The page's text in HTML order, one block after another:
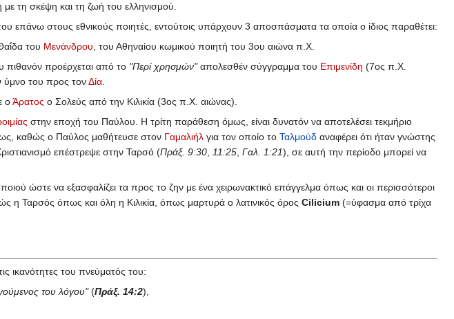
τη σκέψη και τη ζωή του ελληνισμού.
επάνω στους εθνικούς ποιητές, εντούτοις υπάρχουν 3 αποσπάσματα τα οποία ο ίδιος παραθέτει:
του Μενάνδρου, του Αθηναίου κωμικού ποιητή του 3ου αιώνα π.Χ.
πιθανόν προέρχεται από το "Περί χρησμών"απολεσθέν σύγγραμμα του Επιμενίδη (7ος π.Χ.
του προς τονΔία.
οΆρατος ο Σολεύς από την Κιλικία (3ος π.Χ. αιώνας).
στην εποχή του Παύλου. Η τρίτη παράθεση όμως, είναι δυνατόν να αποτελέσει τεκμήριο
καθώς ο Παύλος μαθήτευσε στον Γαμαλιήλ για τον οποίο το Ταλμούδ αναφέρει ότι ήταν γνώστης
επέστρεψε στην Ταρσό (Πράξ. 9:30, 11:25, Γαλ. 1:21), σε αυτή την περίοδο μπορεί να
ώστε να εξασφαλίζει τα προς το ζην με ένα χειρωνακτικό επάγγελμα όπως και οι περισσότεροι
η Ταρσός όπως και όλη η Κιλικία, όπως μαρτυρά ο λατινικός όρος Cilicium (=ύφασμα από τρίχα
ικανότητες του πνεύματός του:
του λόγου"(Πράξ. 14:2),